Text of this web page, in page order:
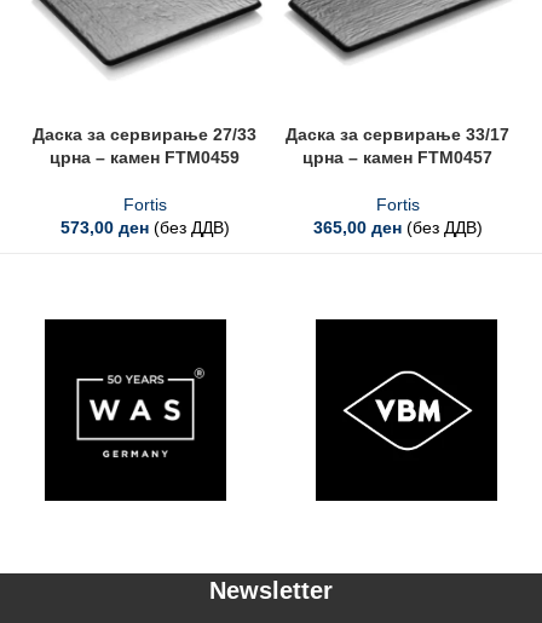
Даска за сервирање 27/33
црна – камен FTM0459
Fortis
573,00 ден (без ДДВ)
Даска за сервирање 33/17
црна – камен FTM0457
Fortis
365,00 ден (без ДДВ)
Newsletter